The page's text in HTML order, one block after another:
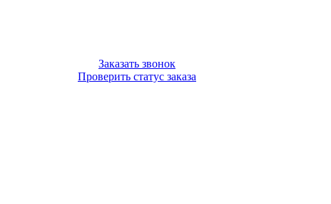
Заказать звонок
Проверить статус заказа